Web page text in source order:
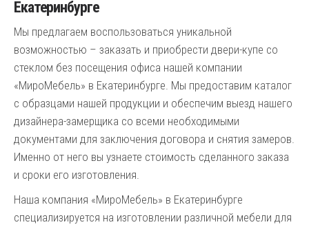
Екатеринбурге
Мы предлагаем воспользоваться уникальной
возможностью – заказать и приобрести двери-купе со
стеклом без посещения офиса нашей компании
«МироМебель» в Екатеринбурге. Мы предоставим каталог
с образцами нашей продукции и обеспечим выезд нашего
дизайнера-замерщика со всеми необходимыми
документами для заключения договора и снятия замеров.
Именно от него вы узнаете стоимость сделанного заказа
и сроки его изготовления.
Наша компания «МироМебель» в Екатеринбурге
специализируется на изготовлении различной мебели для